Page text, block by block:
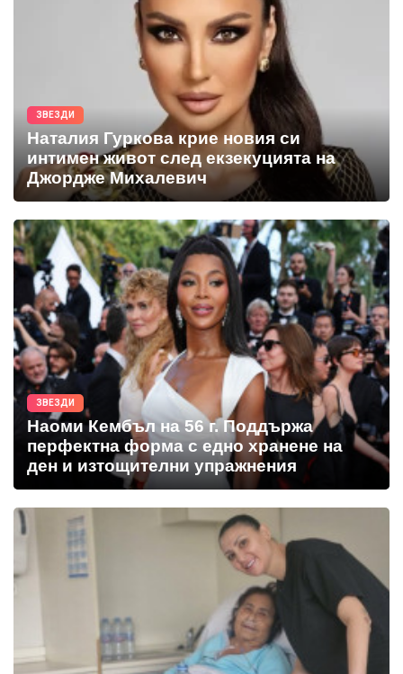
ЗВЕЗДИ
Наталия Гуркова крие новия си
интимен живот след екзекуцията на
Джордже Михалевич
ЗВЕЗДИ
Наоми Кембъл на 56 г. Поддържа
перфектна форма с едно хранене на
ден и изтощителни упражнения